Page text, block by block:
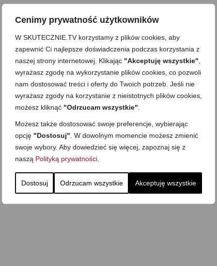
Cenimy prywatność użytkowników
W SKUTECZNIE.TV korzystamy z plików cookies, aby
zapewnić Ci najlepsze doświadczenia podczas korzystania z
naszej strony internetowej. Klikając "Akceptuję wszystkie"
wyrażasz zgodę na wykorzystanie plików cookies, co pozwoli
nam dostosować treści i oferty do Twoich potrzeb. Jeśli nie
wyrażasz zgody na korzystanie z nieistotnych plików cookies,
możesz kliknąć "Odrzucam wszystkie"
Możesz także dostosować swoje preferencje, wybierając
opcję "Dostosuj" . W dowolnym momencie możesz zmienić
swoje wybory. Aby dowiedzieć się więcej, zapoznaj się z
naszą Polityką prywatności
Dostosuj Odrzucam wszystkie Akceptuję wszystkie